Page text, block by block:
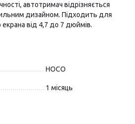
автотримач відрізняється
дизайном. Підходить для
екрана від 4,7 до 7 дюймів.
HOCO
1 місяць